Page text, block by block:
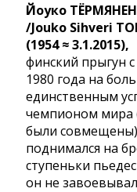
Йоуко ТЁРМЯНЕН
/Jouko Sihveri
(1954 ≈ 3.1.2015),
финский прыгун
1980 года на
единственным
чемпионом мира
были
поднимался на
ступеньки
он не